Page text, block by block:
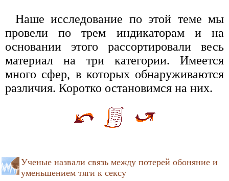
Наше исследование по этой теме мы
провели по трем индикаторам и на
основании этого рассортировали весь
материал на три категории. Имеется
много сфер, в которых обнаруживаются
различия. Коротко остановимся на них.
Ученые назвали связь между потерей обоняние и
уменьшением тяги к сексу